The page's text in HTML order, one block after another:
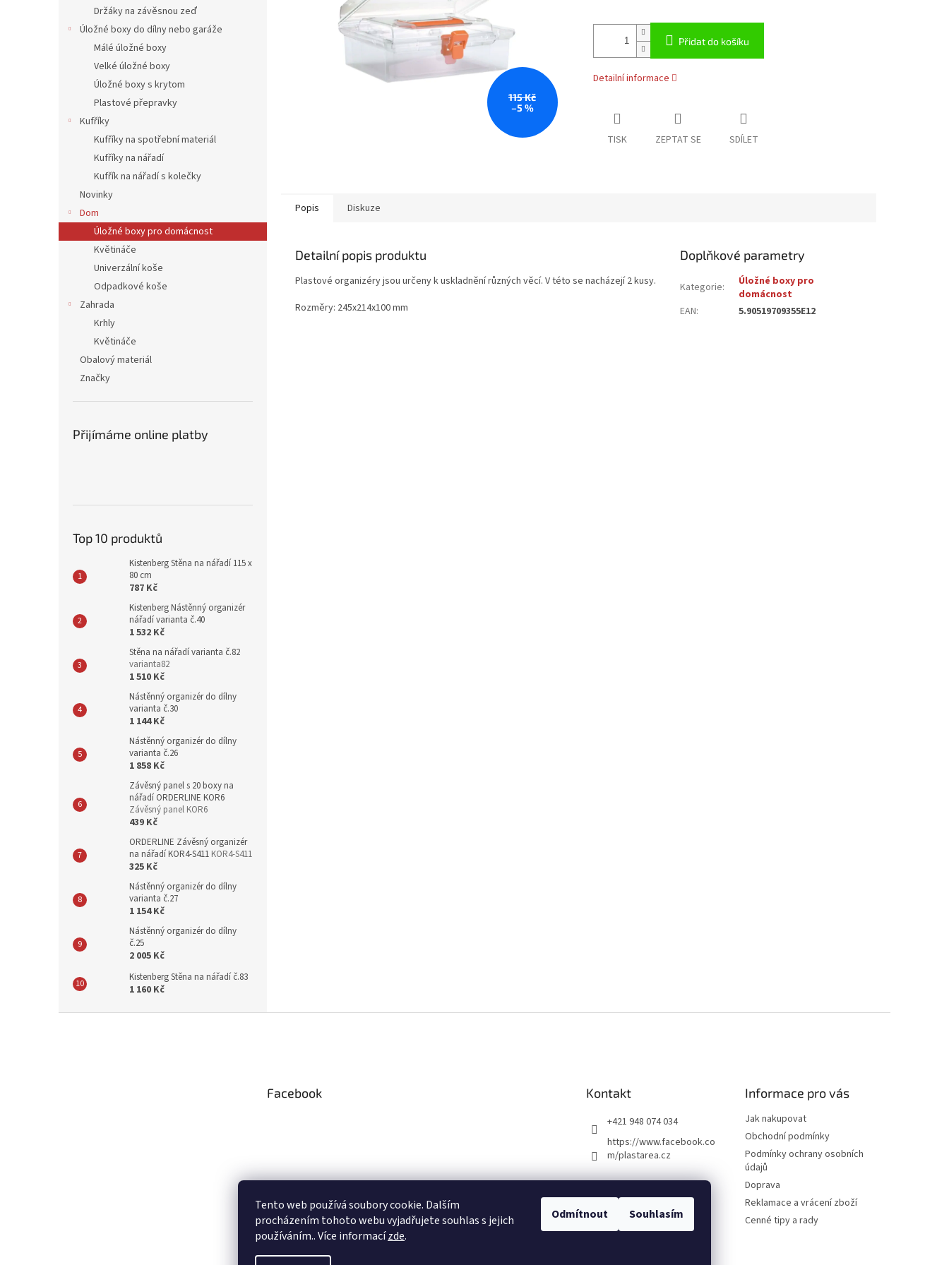
Tento web používá soubory cookie. Dalším
procházením tohoto webu vyjadřujete souhlas s jejich
používáním.. Více informacízde.
Odmítnout Souhlasím
Držáky na závěsnou zeď
Úložné boxy do dílny nebo garáže
Málé úložné boxy
Velké úložné boxy
Úložné boxy s krytom
Plastové přepravky
Kufříky
Kufříky na spotřební materiál
Kufříky na nářadí
Kufřík na nářadí s kolečky
Novinky
Dom
Úložné boxy pro domácnost
Květináče
Univerzální koše
Odpadkové koše
Zahrada
Krhly
Květináče
Obalový materiál
Značky
Přijímáme online platby
Top 10 produktů
Kistenberg Stěna na nářadí 115 x
80 cm
787 Kč
Kistenberg Nástěnný organizér
nářadí varianta č.40
1 532 Kč
Stěna na nářadí varianta č.82
varianta82
1 510 Kč
Nástěnný organizér do dílny
varianta č.30
1 144 Kč
Nástěnný organizér do dílny
varianta č.26
1 858 Kč
Závěsný panel s 20 boxy na
nářadí ORDERLINE KOR6
Závěsný panel KOR6
439 Kč
ORDERLINE Závěsný organizér
na nářadí KOR4-S411 KOR4-S411
325 Kč
Nástěnný organizér do dílny
varianta č.27
1 154 Kč
Nástěnný organizér do dílny
č.25
2 005 Kč
Kistenberg Stěna na nářadí č.83
1 160 Kč
115 Kč
–5 %
Přidat do košíku
Detailní informace
TISK ZEPTAT SE SDÍLET
Popis Diskuze
Detailní popis produktu
Plastové organizéry jsou určeny k uskladnění různých věcí. V této se nacházejí 2 kusy.
Rozměry: 245x214x100 mm
Doplňkové parametry
Kategorie:
Úložné boxy pro
domácnost
EAN: 5.90519709355E12
Facebook Kontakt
+421 948 074 034
https://www.facebook.co
m/plastarea.cz
Informace pro vás
Jak nakupovat
Obchodní podmínky
Podmínky ochrany osobních
údajů
Doprava
Reklamace a vrácení zboží
Cenné tipy a rady